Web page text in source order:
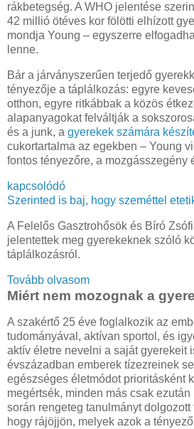
rákbetegség. A WHO jelentése
42 millió ötéves kor fölötti elhízott
mondja Young – egyszerre
lenne.
Bár a járványszerűen terjedő
tényezője a táplálkozás: egyre
otthon, egyre ritkábbak a közös
alapanyagokat felváltják a
és a junk, a gyerekek számára
cukortartalma az egekben – Young
fontos tényezőre, a mozgásszegény
kapcsolódó
Szerinted is baj, hogy szeméttel
A Felelős Gasztrohősök és Bíró
jelentettek meg gyerekeknek szóló
táplálkozásról.
Tovább olvasom
Miért nem mozognak a
A szakértő 25 éve foglalkozik az
tudományával, aktívan sportol, és
aktív életre nevelni a saját gyerekeit
évszázadban emberek tízezreinek
egészséges életmódot prioritásként
megértsék, minden más csak
során rengeteg tanulmányt
hogy rájöjjön, melyek azok a